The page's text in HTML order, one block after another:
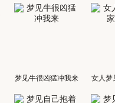
梦见牛很凶猛冲我来 女人梦